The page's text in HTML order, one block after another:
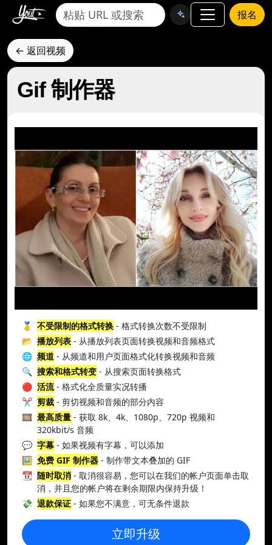
报名
← 返回视频
Gif 制作器
🥇 不受限制的格式转换 - 格式转换次数不受限制
📂 播放列表 - 从播放列表页面转换视频和音频格式
🌐 频道 - 从频道和用户页面格式化转换视频和音频
🔍 搜索和格式转变 - 从搜索页面转换格式
🔴 活流- 格式化全质量实况转播
✂️ 剪裁 - 剪切视频和音频的部分内容
🎞️ 最高质量 - 获取 8k、4k、1080p、720p 视频和
320kbit/s 音频
💬 字幕 - 如果视频有字幕，可以添加
🖼️ 免费 GIF 制作器 - 制作带文本叠加的 GIF
📆 随时取消 - 取消很容易，您可以在我们的帐户页面单击取
消，并且您的帐户将在剩余期限内保持升级！
💸 退款保证 - 如果您不满意，可无条件退款
立即升级